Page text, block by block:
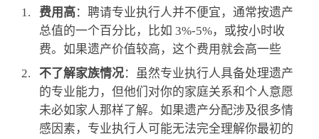
费用高：聘请专业执行人并不便宜，通常按遗产
总值的一个百分比，比如 3%-5%，或按小时收
费。如果遗产价值较高，这个费用就会高一些
不了解家族情况：虽然专业执行人具备处理遗产
的专业能力，但他们对你的家庭关系和个人意愿
未必如家人那样了解。如果遗产分配涉及很多情
感因素，专业执行人可能无法完全理解你最初的